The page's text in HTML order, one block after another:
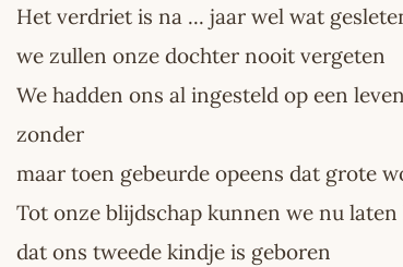
Het verdriet is na ... jaar wel wat
we zullen onze dochter nooit vergeten
We hadden ons al ingesteld op een leven
zonder
maar toen gebeurde opeens dat grote
Tot onze blijdschap kunnen we nu laten
dat ons tweede kindje is geboren